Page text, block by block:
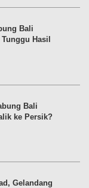
Bali
Hasil
Bali
ke Persik?
Gelandang